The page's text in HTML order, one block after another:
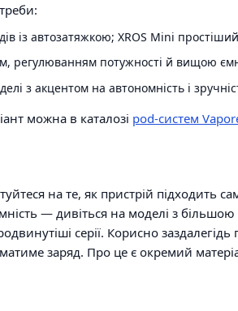
із автозатяжкою; XROS Mini
регулюванням потужності й вищою
з акцентом на автономність і
можна в каталозі pod-систем
на те, як пристрій підходить
— дивіться на моделі з
серії. Корисно
заряд. Про це є окремий